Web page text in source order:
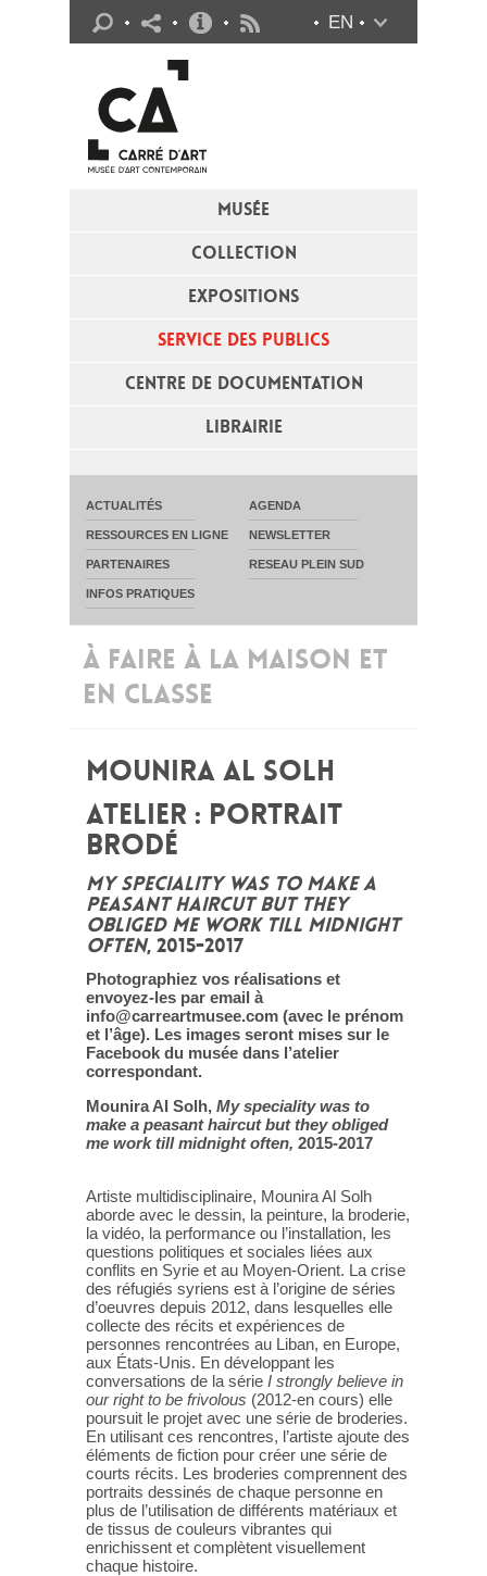
MUSÉE
COLLECTION
EXPOSITIONS
SERVICE DES PUBLICS
CENTRE DE DOCUMENTATION
LIBRAIRIE
EN
ACTUALITÉS AGENDA
RESSOURCES EN LIGNE NEWSLETTER
PARTENAIRES RESEAU PLEIN SUD
INFOS PRATIQUES
Infos pratiques
À FAIRE À LA MAISON ET
EN CLASSE
MOUNIRA AL SOLH
ATELIER : PORTRAIT
BRODÉ
MY SPECIALITY WAS TO MAKE A
PEASANT HAIRCUT BUT THEY
OBLIGED ME WORK TILL MIDNIGHT
OFTEN, 2015-2017
Photographiez vos réalisations et
envoyez-les par email à
info@carreartmusee.com (avec le prénom
et l’âge). Les images seront mises sur le
Facebook du musée dans l’atelier
correspondant.
Mounira Al Solh, My speciality was to
make a peasant haircut but they obliged
me work till midnight often, 2015-2017
Artiste multidisciplinaire, Mounira Al Solh
aborde avec le dessin, la peinture, la broderie,
la vidéo, la performance ou l’installation, les
questions politiques et sociales liées aux
conflits en Syrie et au Moyen-Orient. La crise
des réfugiés syriens est à l’origine de séries
d’oeuvres depuis 2012, dans lesquelles elle
collecte des récits et expériences de
personnes rencontrées au Liban, en Europe,
aux États-Unis. En développant les
conversations de la série I strongly believe in
our right to be frivolous (2012-en cours) elle
poursuit le projet avec une série de broderies.
En utilisant ces rencontres, l’artiste ajoute des
éléments de fiction pour créer une série de
courts récits. Les broderies comprennent des
portraits dessinés de chaque personne en
plus de l’utilisation de différents matériaux et
de tissus de couleurs vibrantes qui
enrichissent et complètent visuellement
chaque histoire.